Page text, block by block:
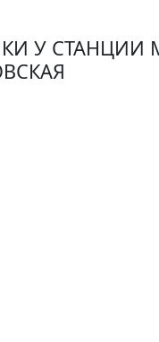
У СТАНЦИИ